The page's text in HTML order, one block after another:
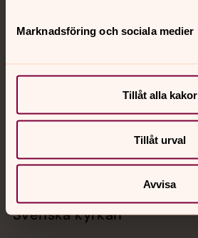
Marknadsföring och sociala medier
Tillåt alla kakor
Tillåt urval
Avvisa
med en präst på kvällar och nätter.
Chatt
Svenska kyrkan